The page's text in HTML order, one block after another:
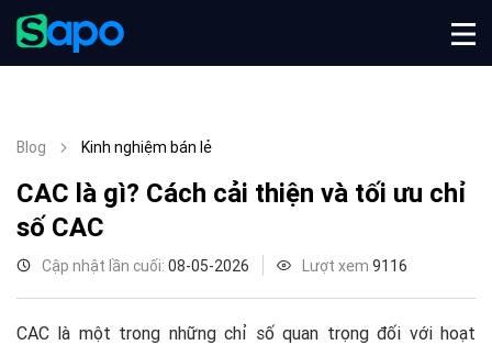
Blog Kinh nghiệm bán lẻ
CAC là gì? Cách cải thiện và tối ưu chỉ
số CAC
Cập nhật lần cuối: 08-05-2026 Lượt xem 9116
CAC là một trong những chỉ số quan trọng đối với hoạt